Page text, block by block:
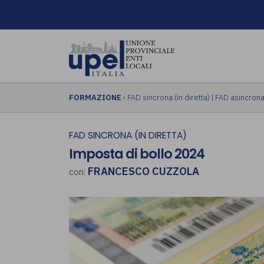
FORMAZIONE › FAD sincrona (in diretta) | FAD
FAD SINCRONA (IN DIRETTA)
Imposta di bollo 2024
con: FRANCESCO CUZZOLA